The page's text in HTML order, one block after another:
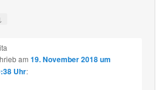
am 19. November 2018 um
Uhr: